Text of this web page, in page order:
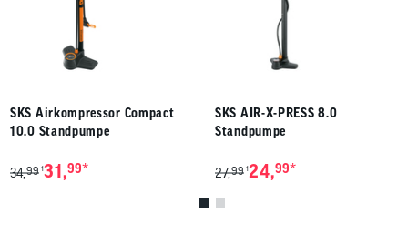
SKS Airkompressor Compact
10.0 Standpumpe
34,99 131,99*
SKS AIR-X-PRESS 8.0
Standpumpe
27,99 124,99*